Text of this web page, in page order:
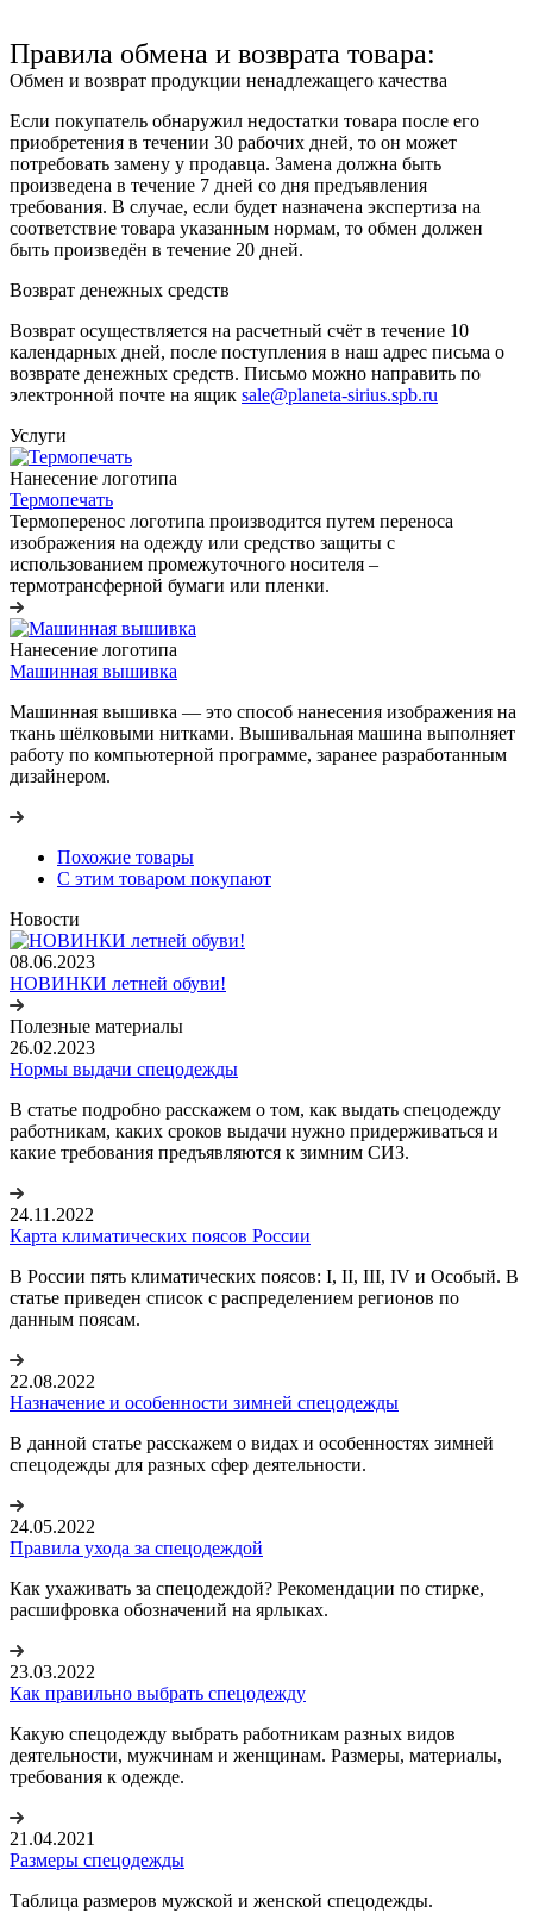
Правила обмена и возврата товара:
Обмен и возврат продукции ненадлежащего качества
Если покупатель обнаружил недостатки товара после его
приобретения в течении 30 рабочих дней, то он может
потребовать замену у продавца. Замена должна быть
произведена в течение 7 дней со дня предъявления
требования. В случае, если будет назначена экспертиза на
соответствие товара указанным нормам, то обмен должен
быть произведён в течение 20 дней.
Возврат денежных средств
Возврат осуществляется на расчетный счёт в течение 10
календарных дней, после поступления в наш адрес письма о
возврате денежных средств. Письмо можно направить по
электронной почте на ящик sale@planeta-sirius.spb.ru
Услуги
Нанесение логотипа
Термопечать
Термоперенос логотипа производится путем переноса
изображения на одежду или средство защиты с
использованием промежуточного носителя –
термотрансферной бумаги или пленки.
Нанесение логотипа
Машинная вышивка
Машинная вышивка — это способ нанесения изображения на
ткань шёлковыми нитками. Вышивальная машина выполняет
работу по компьютерной программе, заранее разработанным
дизайнером.
Похожие товары
С этим товаром покупают
Новости
08.06.2023
НОВИНКИ летней обуви!
Полезные материалы
26.02.2023
Нормы выдачи спецодежды
В статье подробно расскажем о том, как выдать спецодежду
работникам, каких сроков выдачи нужно придерживаться и
какие требования предъявляются к зимним СИЗ.
24.11.2022
Карта климатических поясов России
В России пять климатических поясов: I, II, III, IV и Особый. В
статье приведен список с распределением регионов по
данным поясам.
22.08.2022
Назначение и особенности зимней спецодежды
В данной статье расскажем о видах и особенностях зимней
спецодежды для разных сфер деятельности.
24.05.2022
Правила ухода за спецодеждой
Как ухаживать за спецодеждой? Рекомендации по стирке,
расшифровка обозначений на ярлыках.
23.03.2022
Как правильно выбрать спецодежду
Какую спецодежду выбрать работникам разных видов
деятельности, мужчинам и женщинам. Размеры, материалы,
требования к одежде.
21.04.2021
Размеры спецодежды
Таблица размеров мужской и женской спецодежды.